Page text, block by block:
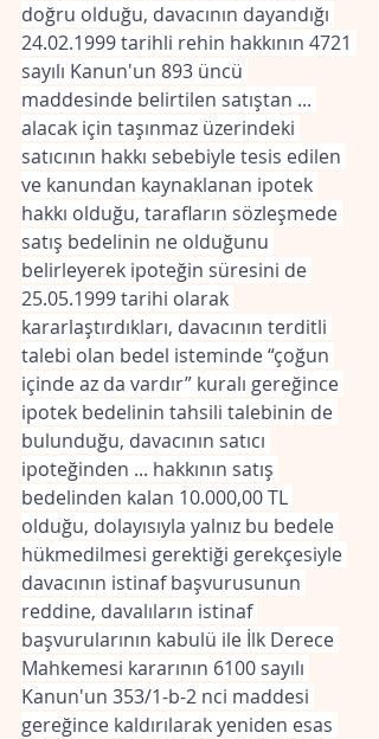
doğru olduğu, davacının dayandığı
24.02.1999 tarihli rehin hakkının 4721
sayılı Kanun'un 893 üncü
maddesinde belirtilen satıştan ...
alacak için taşınmaz üzerindeki
satıcının hakkı sebebiyle tesis edilen
ve kanundan kaynaklanan ipotek
hakkı olduğu, tarafların sözleşmede
satış bedelinin ne olduğunu
belirleyerek ipoteğin süresini de
25.05.1999 tarihi olarak
kararlaştırdıkları, davacının terditli
talebi olan bedel isteminde “çoğun
içinde az da vardır” kuralı gereğince
ipotek bedelinin tahsili talebinin de
bulunduğu, davacının satıcı
ipoteğinden ... hakkının satış
bedelinden kalan 10.000,00 TL
olduğu, dolayısıyla yalnız bu bedele
hükmedilmesi gerektiği gerekçesiyle
davacının istinaf başvurusunun
reddine, davalıların istinaf
başvurularının kabulü ile İlk Derece
Mahkemesi kararının 6100 sayılı
Kanun'un 353/1-b-2 nci maddesi
gereğince kaldırılarak yeniden esas